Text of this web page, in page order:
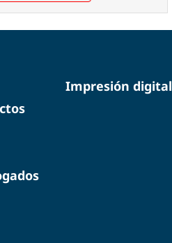
Impresión digital